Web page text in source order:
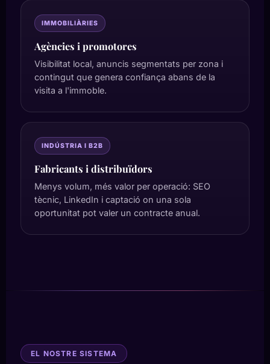
IMMOBILIÀRIES
Agències i promotores
Visibilitat local, anuncis segmentats per zona i
contingut que genera confiança abans de la
visita a l'immoble.
INDÚSTRIA I B2B
Fabricants i distribuïdors
Menys volum, més valor per operació: SEO
tècnic, LinkedIn i captació on una sola
oportunitat pot valer un contracte anual.
EL NOSTRE SISTEMA